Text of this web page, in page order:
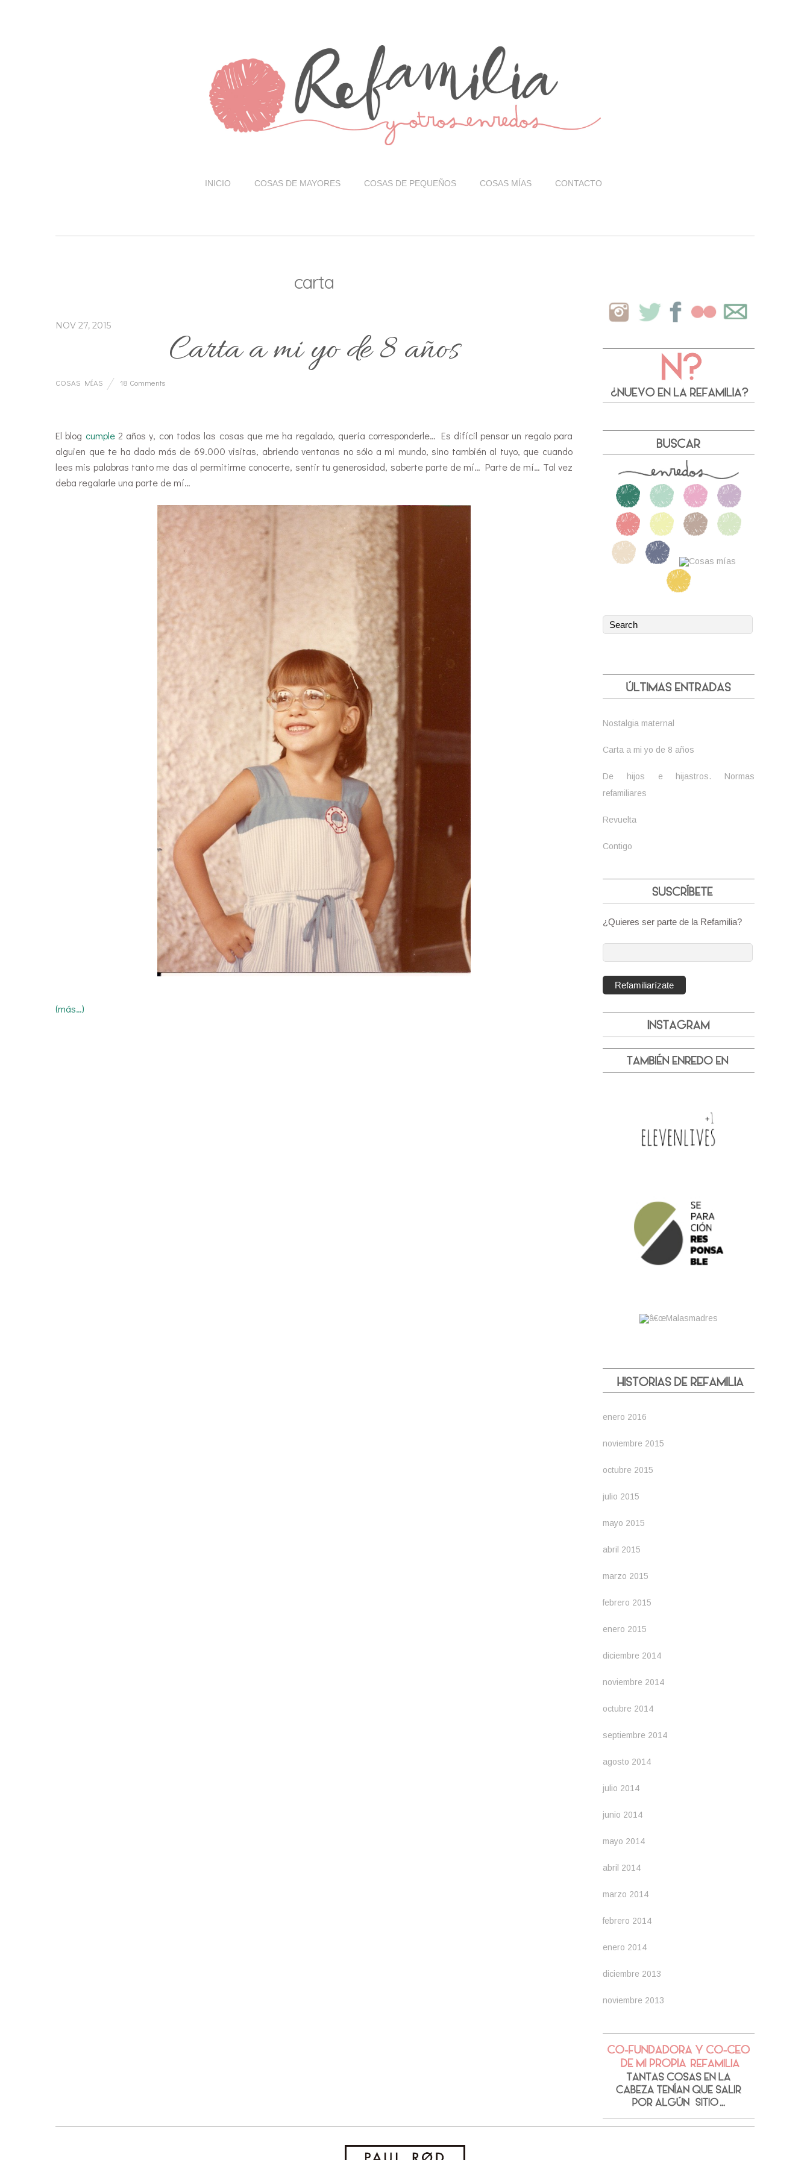
INICIO COSAS DE MAYORES COSAS DE PEQUEÑOS COSAS MÍAS CONTACTO
carta
NOV 27, 2015
Carta a mi yo de 8 años
COSAS MÍAS 18 Comments
El blog cumple2 años y, con todas las cosas que me ha regalado, quería corresponderle… Es difícil pensar un regalo para
alguien que te ha dado más de 69.000 visitas, abriendo ventanas no sólo a mi mundo, sino también al tuyo, que cuando
lees mis palabras tanto me das al permitirme conocerte, sentir tu generosidad, saberte parte de mí… Parte de mí… Tal vez
deba regalarle una parte de mí…
(más…)
Nostalgia maternal
Carta a mi yo de 8 años
De hijos e hijastros. Normas
refamiliares
Revuelta
Contigo
¿Quieres ser parte de la Refamilia?
correo
electrónico:
Refamiliarízate
enero 2016
noviembre 2015
octubre 2015
julio 2015
mayo 2015
abril 2015
marzo 2015
febrero 2015
enero 2015
diciembre 2014
noviembre 2014
octubre 2014
septiembre 2014
agosto 2014
julio 2014
junio 2014
mayo 2014
abril 2014
marzo 2014
febrero 2014
enero 2014
diciembre 2013
noviembre 2013